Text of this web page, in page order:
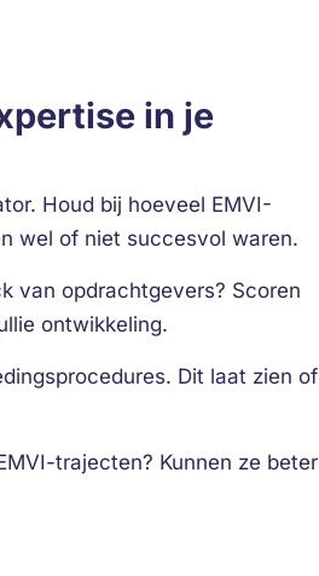
in je
Houd bij hoeveel EMVI-
wel of niet succesvol waren.
van opdrachtgevers? Scoren
ontwikkeling.
Dit laat zien of
trajecten? Kunnen ze beter